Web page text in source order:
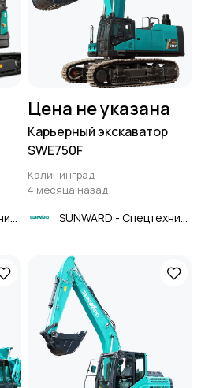
Цена не указана
Карьерный экскаватор
SWE750F
Калининград
4 месяца назад